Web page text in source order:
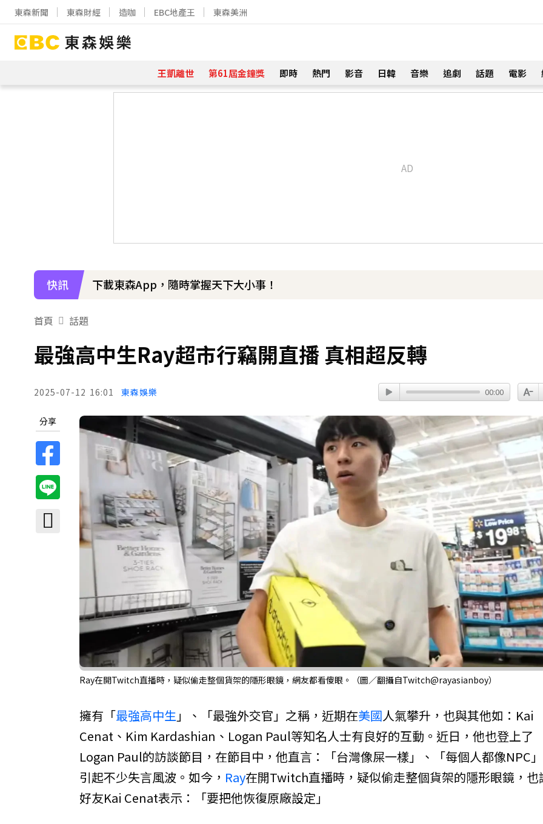
東森新聞 東森財經 造咖 EBC地產王 東森美洲
王凱離世 第61屆金鐘獎 即時 熱門 影音 日韓 音樂 追劇 話題 電影
快訊 下載東森App，隨時掌握天下大小事！
首頁 話題
最強高中生Ray超市行竊開直播 真相超反轉
2025-07-12 16:01 東森娛樂 00:00
分享
Ray在開Twitch直播時，疑似偷走整個貨架的隱形眼鏡，網友都看傻眼。（圖／翻攝自Twitch@rayasianboy）
擁有「最強高中生」、「最強外交官」之稱，近期在美國人氣攀升，也與其他如：Kai
Cenat、Kim Kardashian、Logan Paul等知名人士有良好的互動。近日，他也登上了
Logan Paul的訪談節目，在節目中，他直言：「台灣像屎一樣」、「每個人都像NPC
引起不少失言風波。如今， Ray在開Twitch直播時，疑似偷走整個貨架的隱形眼鏡，也
好友Kai Cenat表示：「要把他恢復原廠設定」